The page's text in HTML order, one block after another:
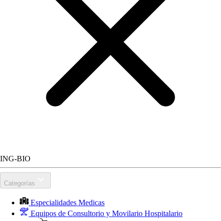
ING-BIO
Categorías
Especialidades Medicas
Equipos de Consultorio y Movilario Hospitalario